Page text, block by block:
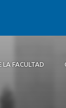
LA FACULTAD
continua